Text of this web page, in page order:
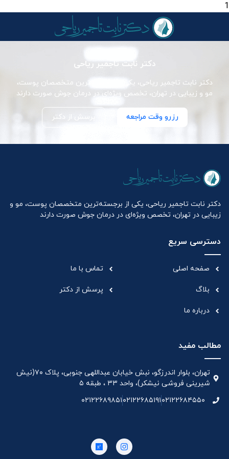
1
دکتر نابت تاجمیر ریاحی
دکتر نابت تاجمیر ریاحی، یکی از برجسته‌ترین متخصصان پوست،
مو و زیبایی در تهران، تخصص ویژه‌ای در درمان جوش صورت دارند
رزرو وقت مراجعه پرسش از دکتر
دکتر نابت تاجمیر ریاحی، یکی از برجسته‌ترین متخصصان پوست، مو و
زیبایی در تهران، تخصص ویژه‌ای در درمان جوش صورت دارند
دسترسی سریع
صفحه اصلی
بلاگ
درباره ما
تماس با ما
پرسش از دکتر
مطالب مفید
تهران، بلوار اندرزگو، نبش خیابان عبداللهی جنوبی، پلاک ۷۰(نیش
شیرینی فروشی نیشکر)، واحد ۳۳ ، طبقه ۵
۰۲۱۲۲۶۸۴۵۵۰۰۲۱۲۲۶۸۵۱۹۱۰۲۱۲۲۶۸۹۸۵۱